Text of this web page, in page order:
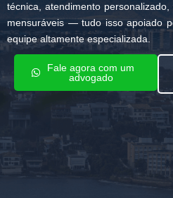
técnica, atendimento
mensuráveis — tudo isso apoiado
equipe altamente especializada.
Fale agora com um
advogado